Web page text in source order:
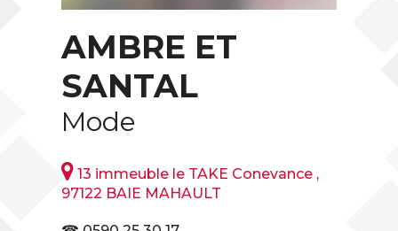
AMBRE ET
SANTAL
Mode
13 immeuble le TAKE Conevance ,
97122 BAIE MAHAULT